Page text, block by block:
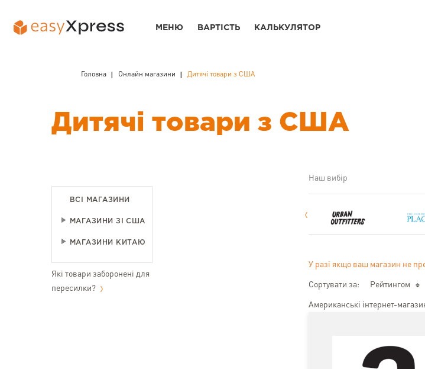
Дитячі товари з США
Головна Онлайн магазини Дитячі товари з США
ВСІ МАГАЗИНИ
МАГАЗИНИ ЗІ США
МАГАЗИНИ КИТАЮ
Які товари заборонені для
пересилки?
Наш вибір
У разі якщо ваш магазин не
Сортувати за: Рейтингом
Американські інтернет-
МЕНЮ ВАРТІСТЬ КАЛЬКУЛЯТОР